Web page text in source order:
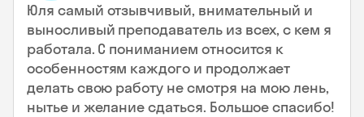
Юля самый отзывчивый, внимательный и
выносливый преподаватель из всех, с кем я
работала. С пониманием относится к
особенностям каждого и продолжает
делать свою работу не смотря на мою лень,
нытье и желание сдаться. Большое спасибо!